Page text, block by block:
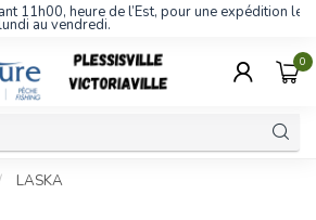
heure de l’Est, pour une expédition le
au vendredi.
0
LASKA